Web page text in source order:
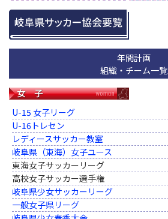
年間計画
組織・チーム一覧
U-15 女子リーグ
U-16トレセン
レディースサッカー教室
岐阜県（東海）女子ユース
東海女子サッカーリーグ
高校女子サッカー選手権
岐阜県少女サッカーリーグ
一般女子県リーグ